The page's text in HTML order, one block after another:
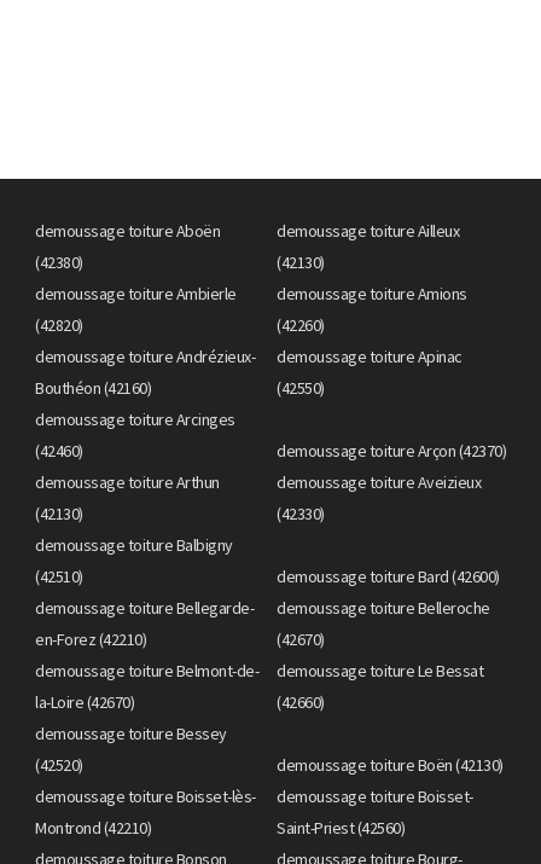
demoussage toiture Aboën
(42380)
demoussage toiture Ailleux
(42130)
demoussage toiture Ambierle
(42820)
demoussage toiture Amions
(42260)
demoussage toiture Andrézieux-
Bouthéon (42160)
demoussage toiture Apinac
(42550)
demoussage toiture Arcinges
(42460)
demoussage toiture Arçon (42370)
demoussage toiture Arthun
(42130)
demoussage toiture Aveizieux
(42330)
demoussage toiture Balbigny
(42510)
demoussage toiture Bard (42600)
demoussage toiture Bellegarde-
en-Forez (42210)
demoussage toiture Belleroche
(42670)
demoussage toiture Belmont-de-
la-Loire (42670)
demoussage toiture Le Bessat
(42660)
demoussage toiture Bessey
(42520)
demoussage toiture Boën (42130)
demoussage toiture Boisset-lès-
Montrond (42210)
demoussage toiture Boisset-
Saint-Priest (42560)
demoussage toiture Bonson
demoussage toiture Bourg-